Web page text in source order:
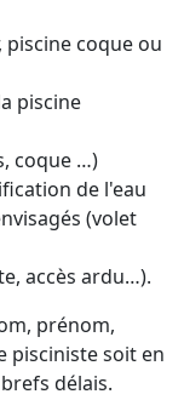
piscine coque ou
piscine
coque …)
de l'eau
(volet
accès ardu…).
prénom,
pisciniste soit en
délais.